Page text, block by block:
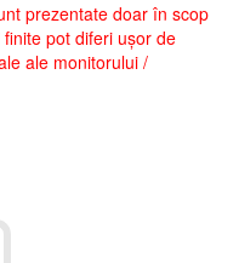
prezentate doar în scop
pot diferi ușor de
ale monitorului /